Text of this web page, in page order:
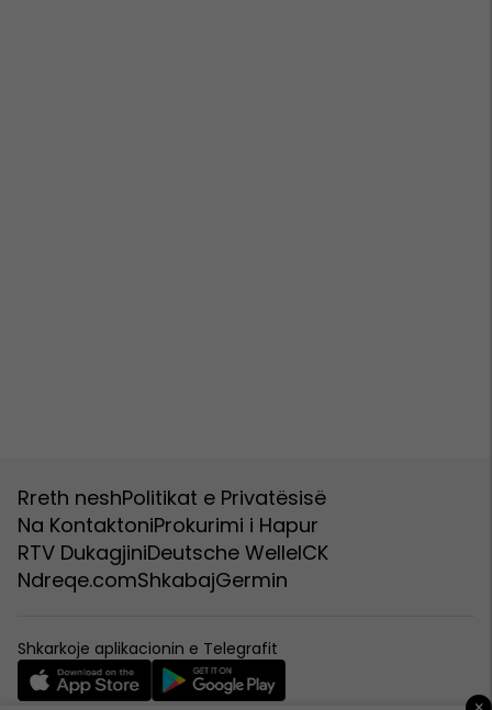
Rreth neshPolitikat e Privatësisë
Na KontaktoniProkurimi i Hapur
RTV DukagjiniDeutsche WelleICK
Ndreqe.comShkabajGermin
Shkarkoje aplikacionin e Telegrafit